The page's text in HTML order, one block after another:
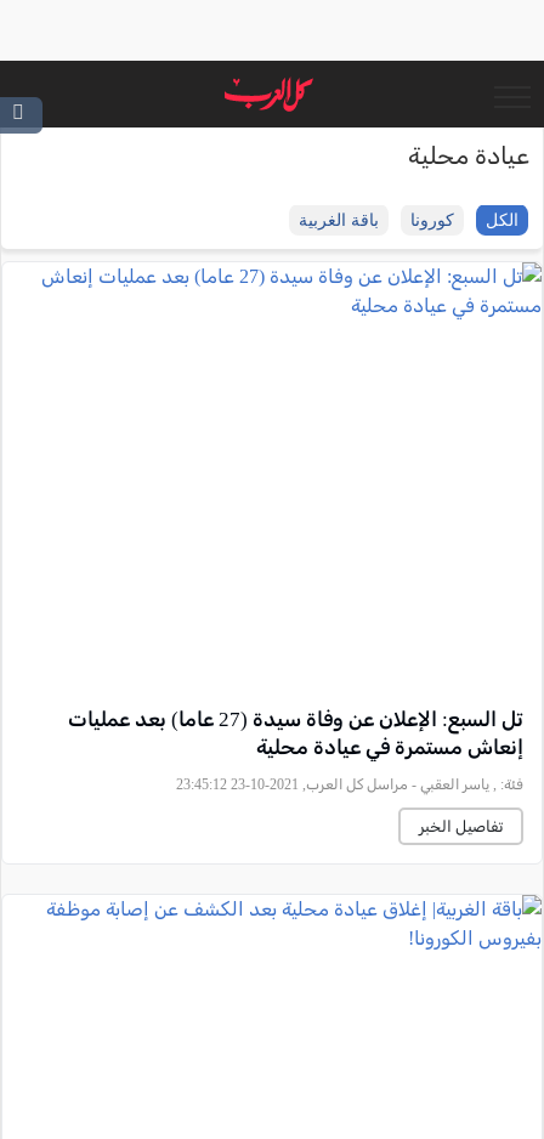
عيادة محلية
الكل كورونا باقة الغربية
تل السبع: الإعلان عن وفاة سيدة (27 عاما) بعد عمليات
إنعاش مستمرة في عيادة محلية
فئة: , ياسر العقبي - مراسل كل العرب, 2021-10-23 23:45:12
تفاصيل الخبر